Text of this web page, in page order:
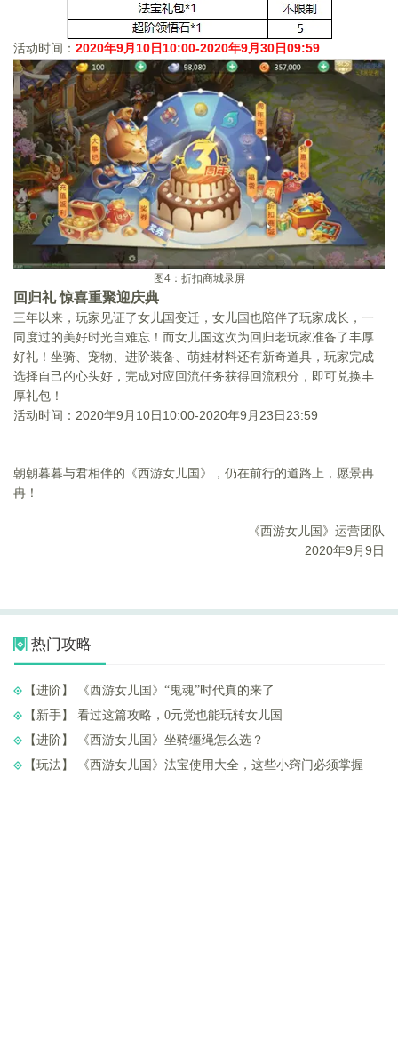
活动时间： 2020年9月10日10:00-2020年9月30日09:59
图4：折扣商城录屏
回归礼 惊喜重聚迎庆典
三年以来，玩家见证了女儿国变迁，女儿国也陪伴了玩家成长，一
同度过的美好时光自难忘！而女儿国这次为回归老玩家准备了丰厚
好礼！坐骑、宠物、进阶装备、萌娃材料还有新奇道具，玩家完成
选择自己的心头好，完成对应回流任务获得回流积分，即可兑换丰
厚礼包！
活动时间： 2020年9月 10日10:00-2020年9月23日23:59
朝朝暮暮与君相伴的《西游女儿国》，仍在前行的道路上，愿景冉
冉！
《西游女儿国》运营团队
2020年9月9日
热门攻略
【进阶】 ​《西游女儿国》“鬼魂”时代真的来了
【新手】 ​看过这篇攻略，0元党也能玩转女儿国
【进阶】 ​《西游女儿国》坐骑缰绳怎么选？
【玩法】 ​《西游女儿国》法宝使用大全，这些小窍门必须掌握